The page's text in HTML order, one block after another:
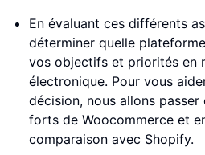
En évaluant ces différents
déterminer quelle
vos objectifs et priorités en
électronique. Pour vous
décision, nous allons
forts de Woocommerce et
comparaison avec Shopify.